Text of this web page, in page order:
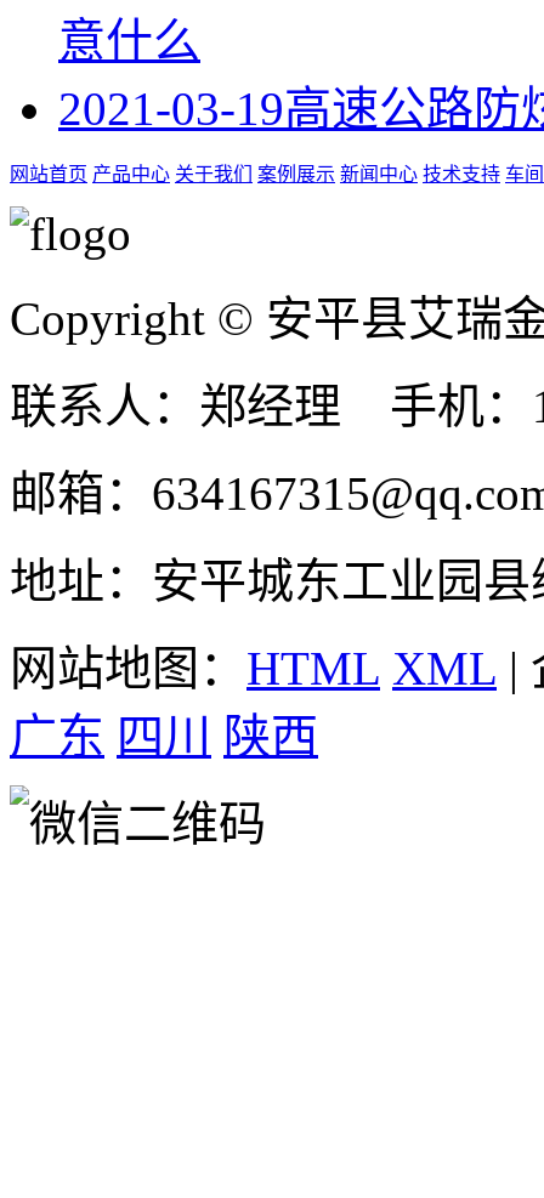
意什么
2021-03-19高速公路防
网站首页 产品中心 关于我们 案例展示 新闻中心 技术支持 车
Copyright © 安平县艾瑞
联系人：郑经理 手机：
邮箱：
地址：安平城东工业园县
网站地图： HTML XML |
广东 四川 陕西